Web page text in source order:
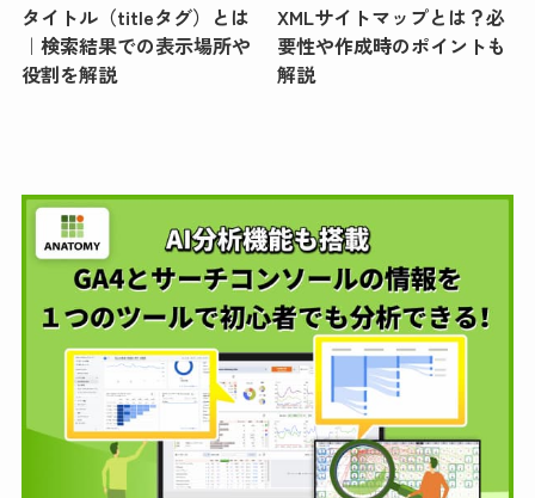
タイトル（titleタグ）とは
｜検索結果での表示場所や
役割を解説
XMLサイトマップとは？必
要性や作成時のポイントも
解説